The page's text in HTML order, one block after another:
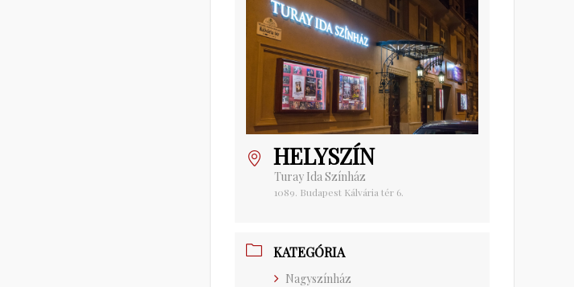
HELYSZÍN
Turay Ida Színház
1089. Budapest Kálvária tér 6.
KATEGÓRIA
Nagyszínház